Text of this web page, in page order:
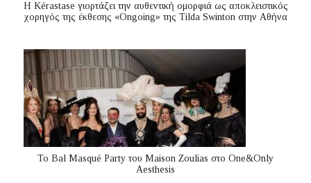
Η Kérastase γιορτάζει την αυθεντική ομορφιά ως αποκλειστικός
χορηγός της έκθεσης «Ongoing» της Tilda Swinton στην Αθήνα
Το Bal Masqué Party του Maison Zoulias στο One&Only
Aesthesis